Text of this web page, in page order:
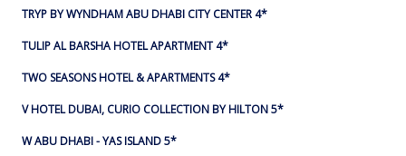
TRYP BY WYNDHAM ABU DHABI CITY CENTER 4*
TULIP AL BARSHA HOTEL APARTMENT 4*
TWO SEASONS HOTEL & APARTMENTS 4*
V HOTEL DUBAI, CURIO COLLECTION BY HILTON 5*
W ABU DHABI - YAS ISLAND 5*